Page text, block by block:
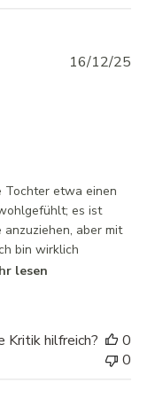
Tochter etwa einen
es ist
aber mit
bin wirklich
lesen
16/12/25
Kritik hilfreich?
0
0